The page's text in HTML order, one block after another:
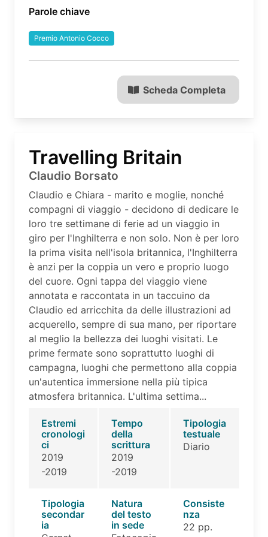
Parole chiave
Premio Antonio Cocco
Scheda Completa
Travelling Britain
Claudio Borsato
Claudio e Chiara - marito e moglie, nonché
compagni di viaggio - decidono di dedicare le
loro tre settimane di ferie ad un viaggio in
giro per l'Inghilterra e non solo. Non è per loro
la prima visita nell'isola britannica, l'Inghilterra
è anzi per la coppia un vero e proprio luogo
del cuore. Ogni tappa del viaggio viene
annotata e raccontata in un taccuino da
Claudio ed arricchita da delle illustrazioni ad
acquerello, sempre di sua mano, per riportare
al meglio la bellezza dei luoghi visitati. Le
prime fermate sono soprattutto luoghi di
campagna, luoghi che permettono alla coppia
un'autentica immersione nella più tipica
atmosfera britannica. L'ultima settima...
Estremi
cronologi
ci
2019
-2019
Tempo
della
scrittura
2019
-2019
Tipologia
testuale
Diario
Tipologia
secondar
ia
Natura
del testo
in sede
Consiste
nza
22 pp.